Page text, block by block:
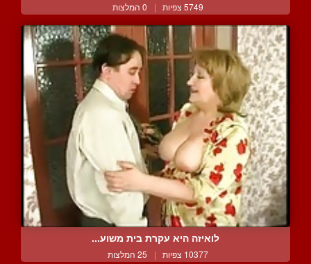
5749 צפיות | 0 המלצות
לואיזה היא עקרת בית משוע...
10377 צפיות | 25 המלצות